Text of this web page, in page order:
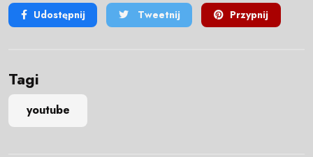
Udostępnij Tweetnij Przypnij
Tagi
youtube